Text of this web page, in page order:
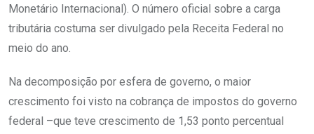
Monetário Internacional). O número oficial sobre a carga
tributária costuma ser divulgado pela Receita Federal no
meio do ano.
Na decomposição por esfera de governo, o maior
crescimento foi visto na cobrança de impostos do governo
federal –que teve crescimento de 1,53 ponto percentual